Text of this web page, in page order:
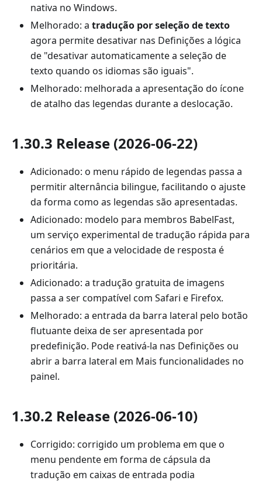
nativa no Windows.
Melhorado: a tradução por seleção de texto
agora permite desativar nas Definições a lógica
de "desativar automaticamente a seleção de
texto quando os idiomas são iguais".
Melhorado: melhorada a apresentação do ícone
de atalho das legendas durante a deslocação.
1.30.3 Release (2026-06-22)
Adicionado: o menu rápido de legendas passa a
permitir alternância bilingue, facilitando o ajuste
da forma como as legendas são apresentadas.
Adicionado: modelo para membros BabelFast,
um serviço experimental de tradução rápida para
cenários em que a velocidade de resposta é
prioritária.
Adicionado: a tradução gratuita de imagens
passa a ser compatível com Safari e Firefox.
Melhorado: a entrada da barra lateral pelo botão
flutuante deixa de ser apresentada por
predefinição. Pode reativá-la nas Definições ou
abrir a barra lateral em Mais funcionalidades no
painel.
1.30.2 Release (2026-06-10)
Corrigido: corrigido um problema em que o
menu pendente em forma de cápsula da
tradução em caixas de entrada podia